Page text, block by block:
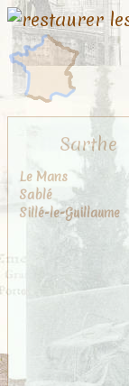
Sarthe
Le Mans
Sablé
Sillé-le-Guillaume